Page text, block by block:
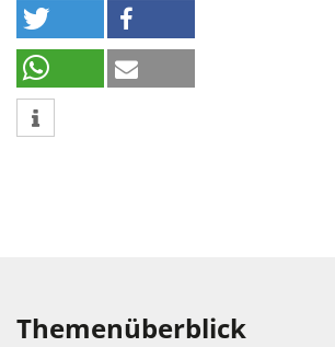
Themenüberblick